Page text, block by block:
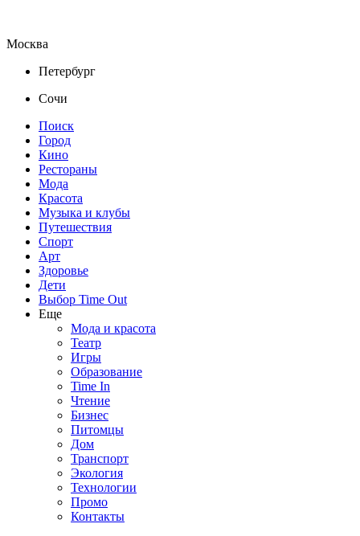
Москва
Петербург
Сочи
Поиск
Город
Кино
Рестораны
Мода
Красота
Музыка и клубы
Путешествия
Спорт
Арт
Здоровье
Дети
Выбор Time Out
Еще
Мода и красота
Театр
Игры
Образование
Time In
Чтение
Бизнес
Питомцы
Дом
Транспорт
Экология
Технологии
Промо
Контакты